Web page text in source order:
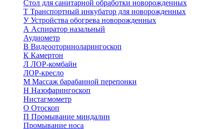
Стол для санитарной обработки новорожденных
Т Транспортный инкубатор для новорожденных
УУстройства обогрева новорожденных
А Аспиратор назальный
Аудиометр
В Видеооториноларингоскоп
К Камертон
Л ЛОР-комбайн
ЛОР-кресло
М Массаж барабанной перепонки
Н Назофарингоскоп
Нистагмометр
О Отоскоп
П Промывание миндалин
Промывание носа